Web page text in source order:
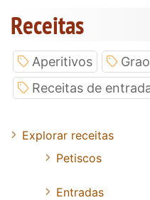
Receitas
Aperitivos
Receitas de
Explorar receitas
Petiscos
Entradas